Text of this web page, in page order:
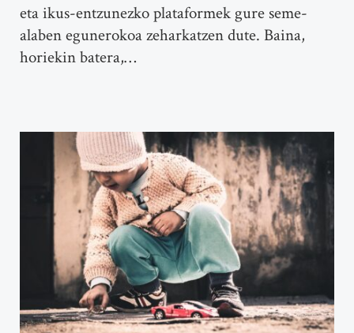
eta ikus-entzunezko plataformek gure seme-
alaben egunerokoa zeharkatzen dute. Baina,
horiekin batera,…